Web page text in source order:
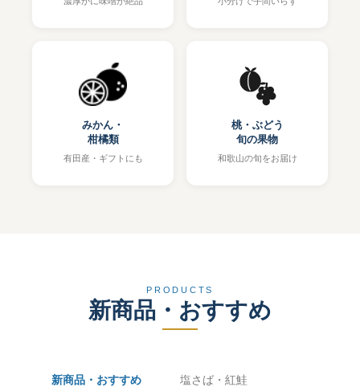
みかん・
柑橘類
有田産・ギフトにも
桃・ぶどう
旬の果物
和歌山の旬をお届け
PRODUCTS
新商品・おすすめ
新商品・おすすめ 塩さば・紅鮭